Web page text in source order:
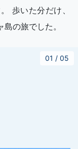
歩いた分だけ、
の旅でした。
01 / 05